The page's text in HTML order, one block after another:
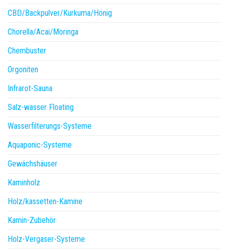
CBD/Backpulver/Kurkuma/Hönig
Chorella/Acai/Moringa
Chembuster
Orgoniten
Infrarot-Sauna
Salz-wasser Floating
Wasserfilterungs-Systeme
Aquaponic-Systeme
Gewächshäuser
Kaminholz
Holz/kassetten-Kamine
Kamin-Zubehör
Holz-Vergaser-Systeme